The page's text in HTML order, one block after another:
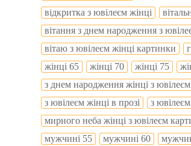
відкритка з ювілеєм жінці
вітання з днем народження з
вітаю з ювілеєм жінці картинки
жінці 65
жінці 70 жінці 75
з днем народження жінці з ювілеєм
з ювілеєм жінці в прозі
з
мирного неба жінці з ювілеєм
мужчині 55
мужчині 60